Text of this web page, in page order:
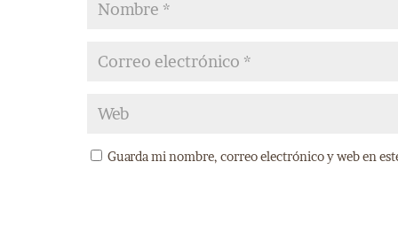
Guarda mi nombre, correo electrónico y web en